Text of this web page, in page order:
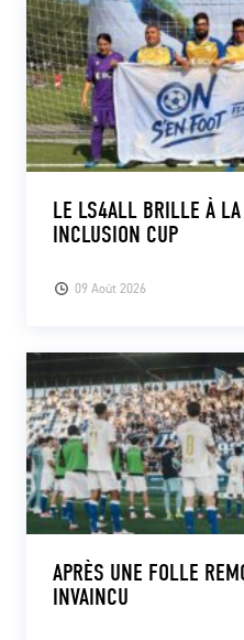
09 Août 2026
LE LS4ALL BRILLE À
INCLUSION CUP
APRÈS UNE FOLLE
INVAINCU